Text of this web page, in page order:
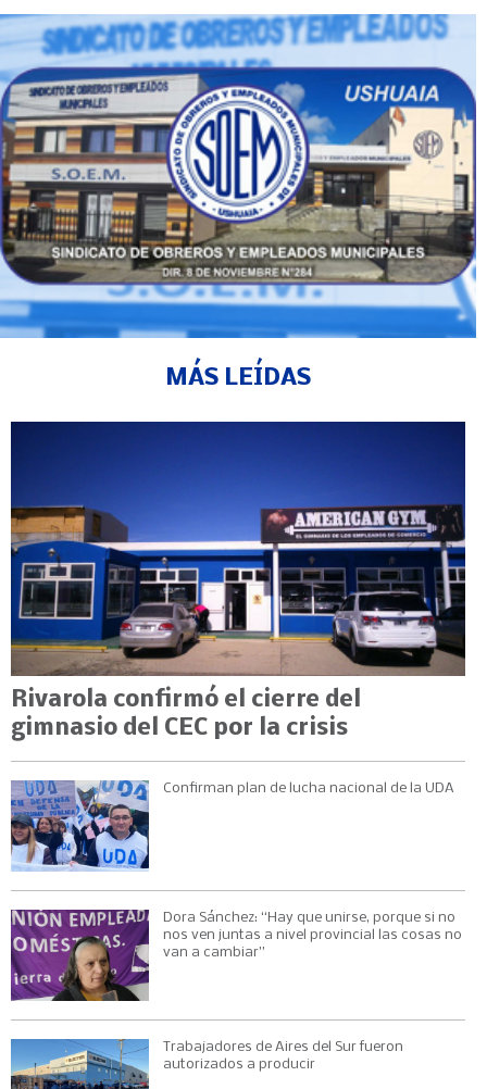
MÁS LEÍDAS
Rivarola confirmó el cierre del
gimnasio del CEC por la crisis
Confirman plan de lucha nacional de la UDA
Dora Sánchez: “Hay que unirse, porque si no
nos ven juntas a nivel provincial las cosas no
van a cambiar”
Trabajadores de Aires del Sur fueron
autorizados a producir